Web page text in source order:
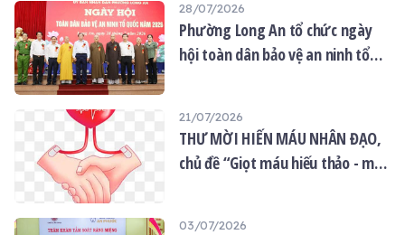
28/07/2026
Phường Long An tổ chức ngày
hội toàn dân bảo vệ an ninh tổ
21/07/2026
THƯ MỜI HIẾN MÁU NHÂN ĐẠO,
chủ đề “Giọt máu hiếu thảo - mùa
03/07/2026